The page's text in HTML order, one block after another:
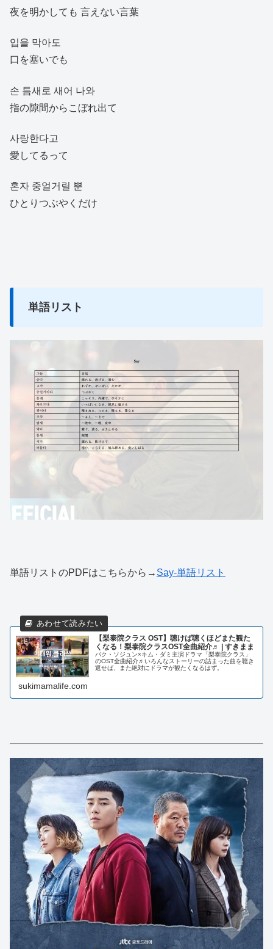
夜を明かしても 言えない言葉
입을 막아도
口を塞いでも
손 틈새로 새어 나와
指の隙間からこぼれ出て
사랑한다고
愛してるって
혼자 중얼거릴 뿐
ひとりつぶやくだけ
単語リスト
単語リストのPDFはこちらから→ Say-単語リスト
【梨泰院クラス OST】聴けば聴くほどまた観た
くなる！梨泰院クラスOST全曲紹介♬ | すきまま
パク・ソジュン×キム・ダミ主演ドラマ「梨泰院クラス」
のOST全曲紹介♬いろんなストーリーの詰まった曲を聴き
返せば、また絶対にドラマが観たくなるはず。
sukimamalife.com